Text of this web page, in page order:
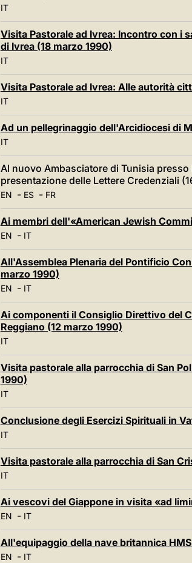
IT
Visita Pastorale ad Ivrea: Incontro con i
di Ivrea (18 marzo 1990)
IT
Visita Pastorale ad Ivrea: Alle autorità
IT
Ad un pellegrinaggio dell'Arcidiocesi di
IT
Al nuovo Ambasciatore di Tunisia presso
presentazione delle Lettere Credenziali
EN - ES- FR
Ai membri dell'«American Jewish
EN - IT
All'Assemblea Plenaria del Pontificio
marzo 1990)
EN - IT
Ai componenti il Consiglio Direttivo del
Reggiano (12 marzo 1990)
IT
Visita pastorale alla parrocchia di San
1990)
IT
Conclusione degli Esercizi Spirituali in
IT
Visita pastorale alla parrocchia di San
IT
Ai vescovi del Giappone in visita «ad
EN - IT
All'equipaggio della nave britannica
EN - IT